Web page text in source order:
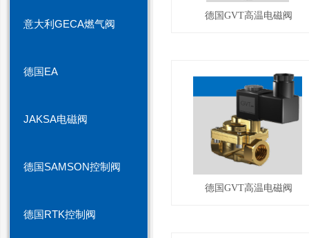
德国GVT高温电磁阀
德国GVT高温电磁阀
意大利GECA燃气阀
德国EA
JAKSA电磁阀
德国SAMSON控制阀
德国RTK控制阀